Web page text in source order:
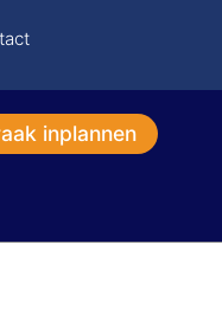
inplannen